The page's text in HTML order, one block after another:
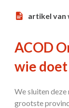
artikel van
ACOD
wie
We sluiten deze
grootste